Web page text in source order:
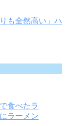
も全然高い」ハ